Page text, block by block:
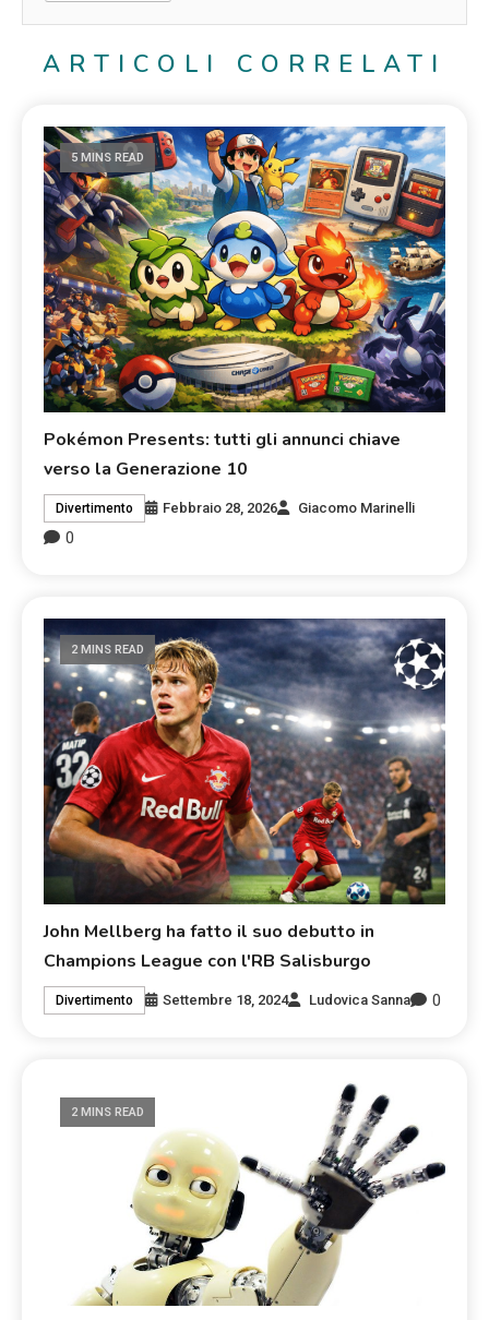
ARTICOLI CORRELATI
5 MINS READ
Pokémon Presents: tutti gli annunci chiave
verso la Generazione 10
Divertimento Febbraio 28, 2026 Giacomo Marinelli
0
2 MINS READ
John Mellberg ha fatto il suo debutto in
Champions League con l'RB Salisburgo
Divertimento Settembre 18, 2024 Ludovica Sanna 0
2 MINS READ